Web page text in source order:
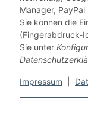
Manager,
Sie können die
(Fingerabdruck-
Sie unter
Impressum
Diese Seite wurde